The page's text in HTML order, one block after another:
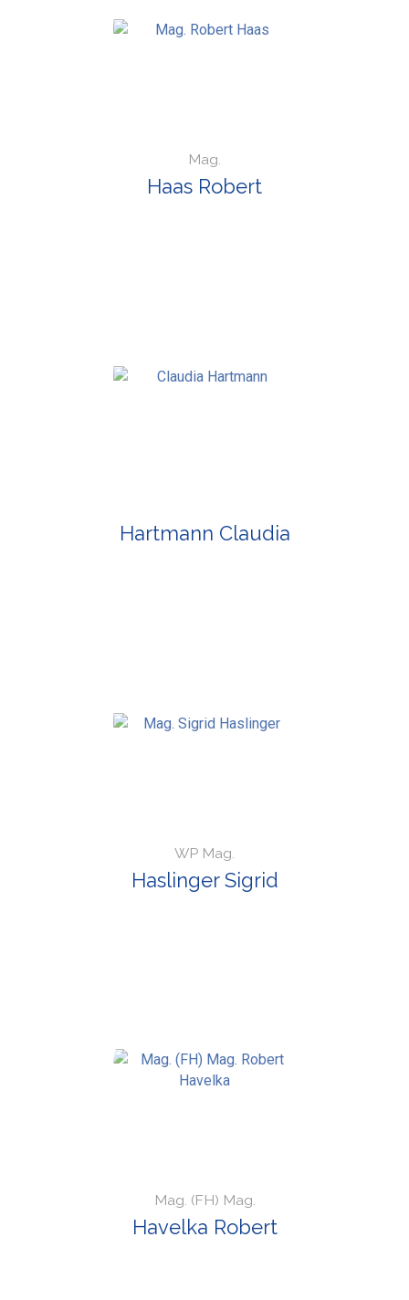
Mag.
Haas Robert
Hartmann Claudia
WP Mag.
Haslinger Sigrid
Mag. (FH) Mag.
Havelka Robert